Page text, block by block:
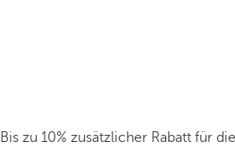
Bis zu 10% zusätzlicher Rabatt für